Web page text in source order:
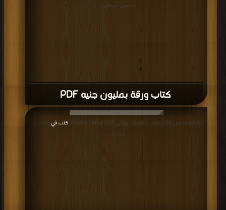
كتاب ورقة بمليون جنيه PDF
التحميل : مرة/مرات
قراءة و تحميل كتاب كتاب مغامرات روكى PDF مجانا | مكتبة > كتب في
| التحميل :
مرة/مرات